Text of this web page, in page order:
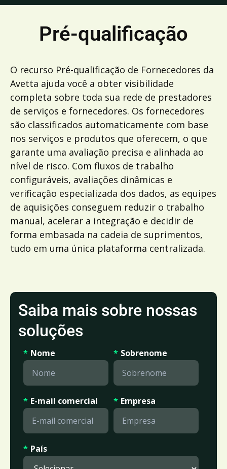
Pré-qualificação
O recurso Pré-qualificação de Fornecedores da
Avetta ajuda você a obter visibilidade
completa sobre toda sua rede de prestadores
de serviços e fornecedores. Os fornecedores
são classificados automaticamente com base
nos serviços e produtos que oferecem, o que
garante uma avaliação precisa e alinhada ao
nível de risco. Com fluxos de trabalho
configuráveis, avaliações dinâmicas e
verificação especializada dos dados, as equipes
de aquisições conseguem reduzir o trabalho
manual, acelerar a integração e decidir de
forma embasada na cadeia de suprimentos,
tudo em uma única plataforma centralizada.
Saiba mais sobre nossas
soluções
* Nome * Sobrenome
* E-mail comercial * Empresa
* País